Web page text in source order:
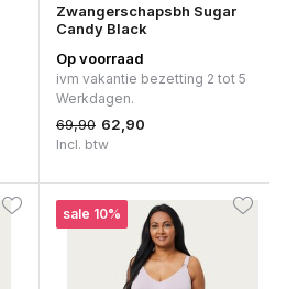
Zwangerschapsbh Sugar
Candy Black
Op voorraad
ivm vakantie bezetting 2 tot 5
Werkdagen.
69,90 62,90
Incl. btw
sale 10%